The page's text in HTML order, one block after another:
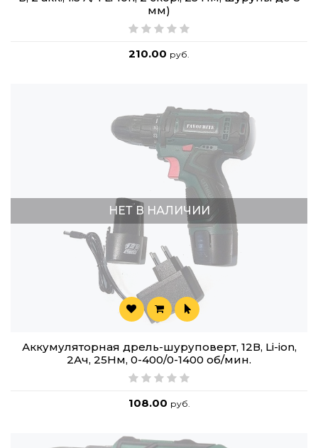
мм)
210.00 руб.
НЕТ В НАЛИЧИИ
Аккумуляторная дрель-шуруповерт, 12В, Li-ion,
2Ач, 25Нм, 0-400/0-1400 об/мин.
108.00 руб.